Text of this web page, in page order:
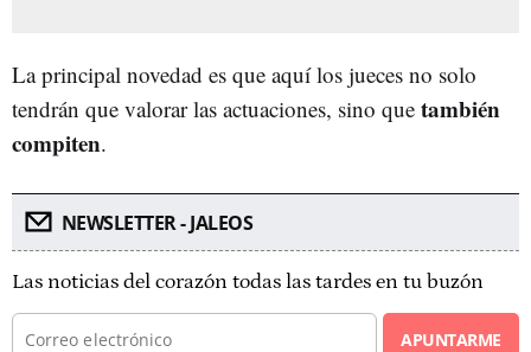
La principal novedad es que aquí los jueces no solo
tendrán que valorar las actuaciones, sino que también
compiten.
NEWSLETTER - JALEOS
Las noticias del corazón todas las tardes en tu buzón
APUNTARME